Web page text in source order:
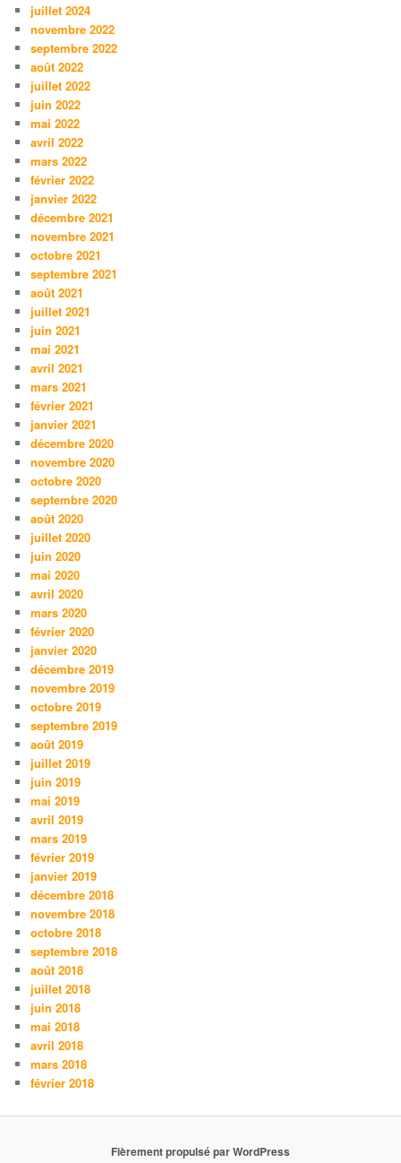
juillet 2024
novembre 2022
septembre 2022
août 2022
juillet 2022
juin 2022
mai 2022
avril 2022
mars 2022
février 2022
janvier 2022
décembre 2021
novembre 2021
octobre 2021
septembre 2021
août 2021
juillet 2021
juin 2021
mai 2021
avril 2021
mars 2021
février 2021
janvier 2021
décembre 2020
novembre 2020
octobre 2020
septembre 2020
août 2020
juillet 2020
juin 2020
mai 2020
avril 2020
mars 2020
février 2020
janvier 2020
décembre 2019
novembre 2019
octobre 2019
septembre 2019
août 2019
juillet 2019
juin 2019
mai 2019
avril 2019
mars 2019
février 2019
janvier 2019
décembre 2018
novembre 2018
octobre 2018
septembre 2018
août 2018
juillet 2018
juin 2018
mai 2018
avril 2018
mars 2018
février 2018
Fièrement propulsé par WordPress